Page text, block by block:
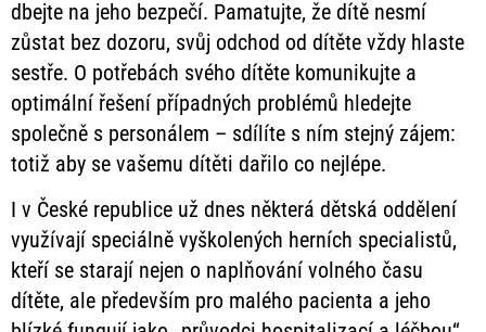
dbejte na jeho bezpečí. Pamatujte, že dítě nesmí
zůstat bez dozoru, svůj odchod od dítěte vždy hlaste
sestře. O potřebách svého dítěte komunikujte a
optimální řešení případných problémů hledejte
společně s personálem – sdílíte s ním stejný zájem:
totiž aby se vašemu dítěti dařilo co nejlépe.
I v České republice už dnes některá dětská oddělení
využívají speciálně vyškolených herních specialistů,
kteří se starají nejen o naplňování volného času
dítěte, ale především pro malého pacienta a jeho